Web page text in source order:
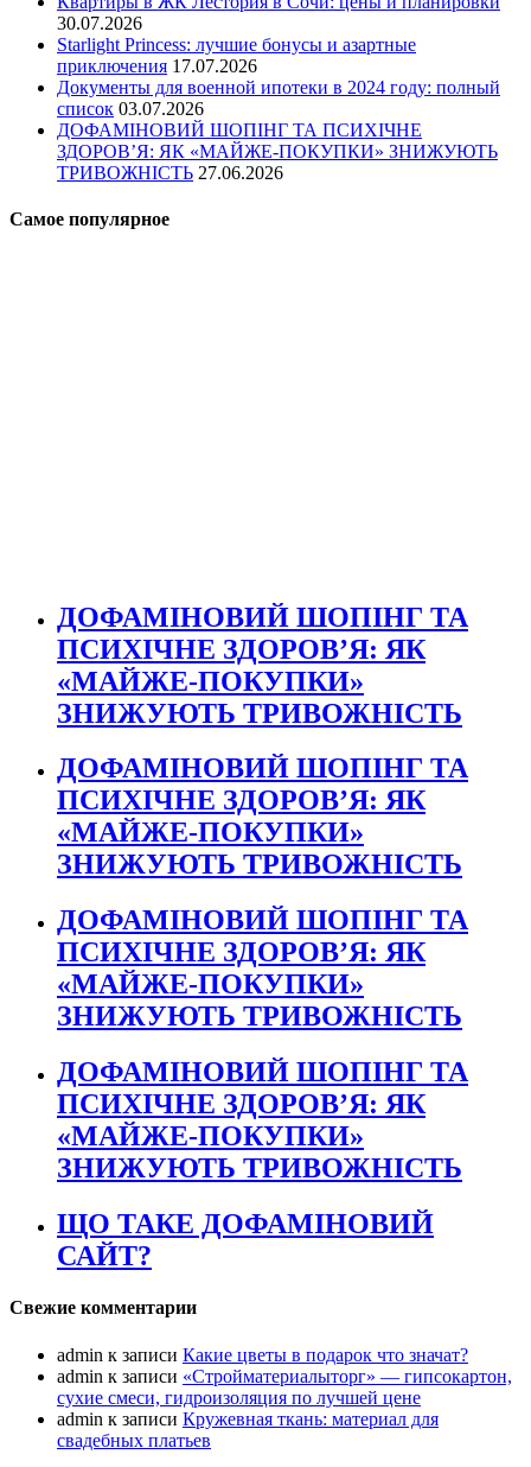
30.07.2026
Starlight Princess: лучшие бонусы и азартные
приключения 17.07.2026
Документы для военной ипотеки в 2024 году: полный
список 03.07.2026
ДОФАМІНОВИЙ ШОПІНГ ТА ПСИХІЧНЕ
ЗДОРОВ’Я: ЯК «МАЙЖЕ-ПОКУПКИ» ЗНИЖУЮТЬ
ТРИВОЖНІСТЬ 27.06.2026
Самое популярное
ДОФАМІНОВИЙ ШОПІНГ ТА
ПСИХІЧНЕ ЗДОРОВ’Я: ЯК
«МАЙЖЕ-ПОКУПКИ»
ЗНИЖУЮТЬ ТРИВОЖНІСТЬ
ДОФАМІНОВИЙ ШОПІНГ ТА
ПСИХІЧНЕ ЗДОРОВ’Я: ЯК
«МАЙЖЕ-ПОКУПКИ»
ЗНИЖУЮТЬ ТРИВОЖНІСТЬ
ДОФАМІНОВИЙ ШОПІНГ ТА
ПСИХІЧНЕ ЗДОРОВ’Я: ЯК
«МАЙЖЕ-ПОКУПКИ»
ЗНИЖУЮТЬ ТРИВОЖНІСТЬ
ДОФАМІНОВИЙ ШОПІНГ ТА
ПСИХІЧНЕ ЗДОРОВ’Я: ЯК
«МАЙЖЕ-ПОКУПКИ»
ЗНИЖУЮТЬ ТРИВОЖНІСТЬ
ЩО ТАКЕ ДОФАМІНОВИЙ
САЙТ?
Свежие комментарии
admin к записи Какие цветы в подарок что значат?
admin к записи «Стройматериалыторг» — гипсокартон,
сухие смеси, гидроизоляция по лучшей цене
admin к записи Кружевная ткань: материал для
свадебных платьев